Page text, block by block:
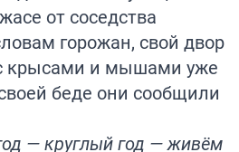
от соседства
горожан, свой двор
крысами и мышами уже
беде они сообщили
— круглый год — живём